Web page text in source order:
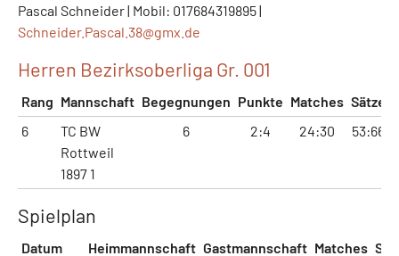
Pascal Schneider | Mobil: 017684319895 |
Schneider.Pascal.38@gmx.de
Herren Bezirksoberliga Gr. 001
Rang Mannschaft Begegnungen Punkte Matches Sätze
6
TC BW
Rottweil
1897 1
6 2:4 24:30 53:66
Spielplan
Datum Heimmannschaft Gastmannschaft Matches